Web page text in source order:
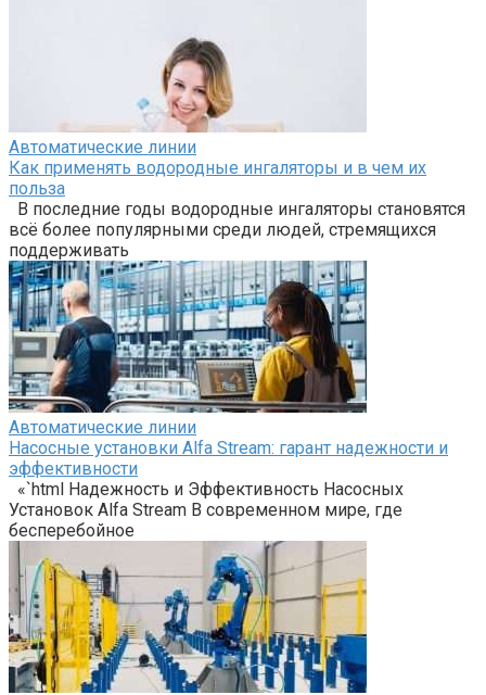
Автоматические линии
Как применять водородные ингаляторы и в чем их
польза
В последние годы водородные ингаляторы становятся
всё более популярными среди людей, стремящихся
поддерживать
Автоматические линии
Насосные установки Alfa Stream: гарант надежности и
эффективности
«`html Надежность и Эффективность Насосных
Установок Alfa Stream В современном мире, где
бесперебойное